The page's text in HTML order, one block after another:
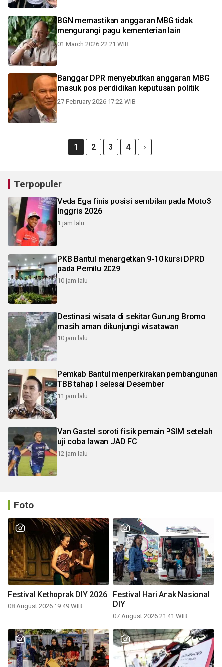
BGN memastikan anggaran MBG tidak
mengurangi pagu kementerian lain
01 March 2026 22:21 WIB
Banggar DPR menyebutkan anggaran MBG
masuk pos pendidikan keputusan politik
27 February 2026 17:22 WIB
1 2 3 4
Terpopuler
Veda Ega finis posisi sembilan pada Moto3
Inggris 2026
1 jam lalu
PKB Bantul menargetkan 9-10 kursi DPRD
pada Pemilu 2029
10 jam lalu
Destinasi wisata di sekitar Gunung Bromo
masih aman dikunjungi wisatawan
10 jam lalu
Pemkab Bantul menperkirakan pembangunan
TBB tahap I selesai Desember
11 jam lalu
Van Gastel soroti fisik pemain PSIM setelah
uji coba lawan UAD FC
12 jam lalu
Foto
Festival Kethoprak DIY 2026
08 August 2026 19:49 WIB
Festival Hari Anak Nasional
DIY
07 August 2026 21:41 WIB